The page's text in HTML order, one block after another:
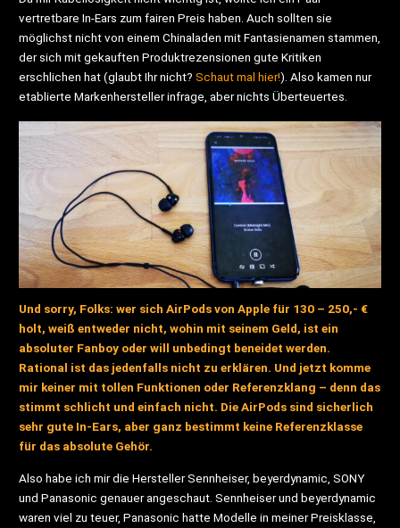
vertretbare In-Ears zum fairen Preis haben. Auch sollten sie
möglichst nicht von einem Chinaladen mit Fantasienamen stammen,
der sich mit gekauften Produktrezensionen gute Kritiken
erschlichen hat (glaubt Ihr nicht?Schaut mal hier!). Also kamen nur
etablierte Markenhersteller infrage, aber nichts Überteuertes.
Und sorry, Folks: wer sich AirPods von Apple für 130 – 250,- €
holt, weiß entweder nicht, wohin mit seinem Geld, ist ein
absoluter Fanboy oder will unbedingt beneidet werden.
Rational ist das jedenfalls nicht zu erklären. Und jetzt komme
mir keiner mit tollen Funktionen oder Referenzklang – denn das
stimmt schlicht und einfach nicht. Die AirPods sind sicherlich
sehr gute In-Ears, aber ganz bestimmt keine Referenzklasse
für das absolute Gehör.
Also habe ich mir die Hersteller Sennheiser, beyerdynamic, SONY
und Panasonic genauer angeschaut. Sennheiser und beyerdynamic
waren viel zu teuer, Panasonic hatte Modelle in meiner Preisklasse,